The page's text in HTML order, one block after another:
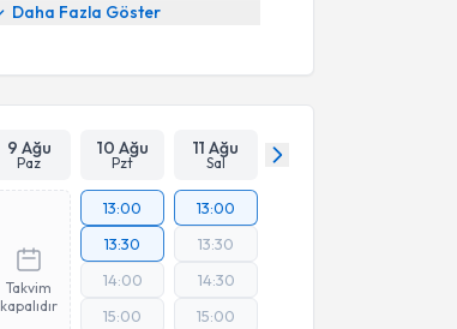
Daha Fazla Göster
9 Ağu
Paz
10 Ağu
Pzt
11 Ağu
Sal
Takvim
kapalıdır
13:00
13:30
14:00
15:00
13:00
13:30
14:30
15:00